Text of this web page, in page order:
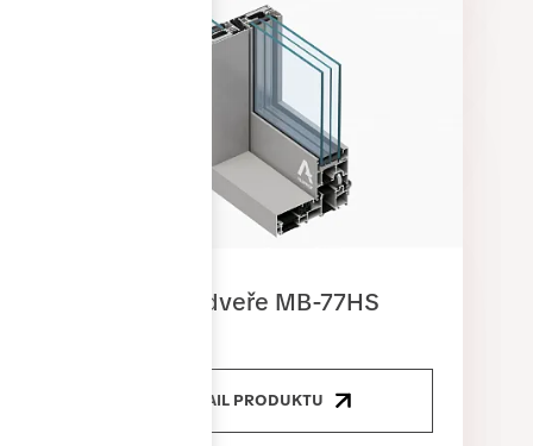
Posuvné dveře MB-77HS
DETAIL PRODUKTU